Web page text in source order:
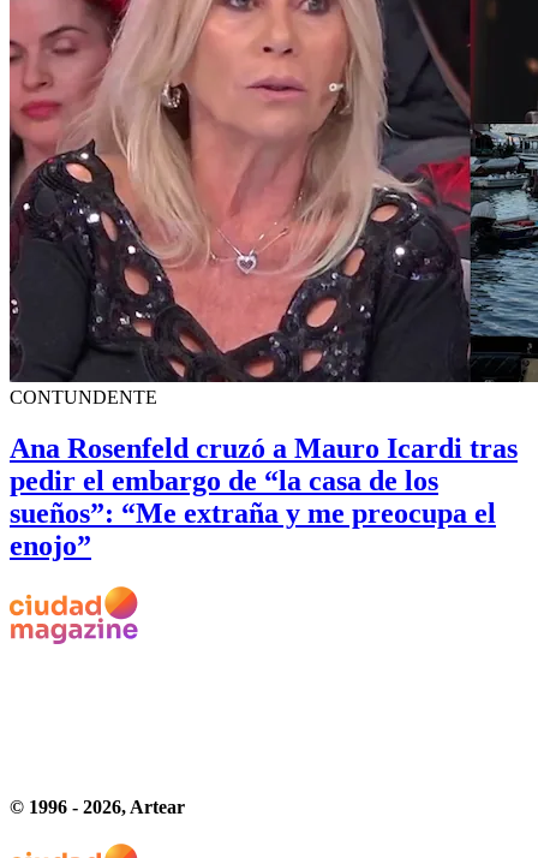
CONTUNDENTE
Ana Rosenfeld cruzó a Mauro Icardi tras
pedir el embargo de “la casa de los
sueños”: “Me extraña y me preocupa el
enojo”
© 1996 - 2026, Artear